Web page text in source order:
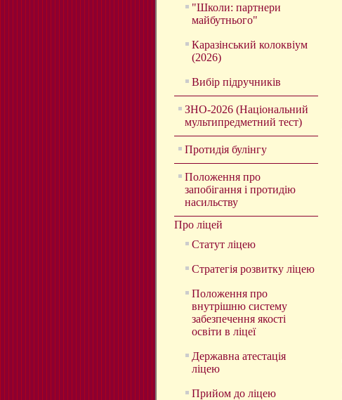
"Школи: партнери
майбутнього"
Каразінський колоквіум
(2026)
Вибір підручників
ЗНО-2026 (Національний
мультипредметний тест)
Протидія булінгу
Положення про
запобігання і протидію
насильству
Про ліцей
Статут ліцею
Стратегія розвитку ліцею
Положення про
внутрішню систему
забезпечення якості
освіти в ліцеї
Державна атестація
ліцею
Прийом до ліцею